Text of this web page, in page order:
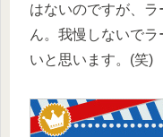
はないのですが、
ん。我慢しないで
いと思います。(笑)